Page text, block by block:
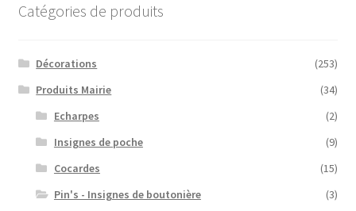
Catégories de produits
Décorations
(253)
Produits Mairie
(34)
Echarpes
(2)
Insignes de poche
(9)
Cocardes
(15)
Pin's - Insignes de boutonière
(3)